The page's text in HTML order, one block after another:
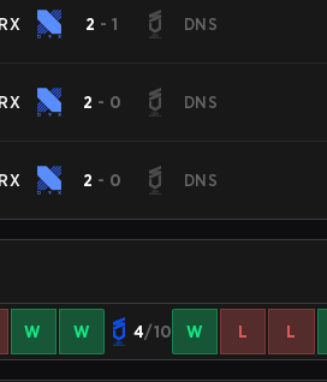
2 -1 DNS
2 - 0 DNS
2 - 0 DNS
W W 4/10 W L L